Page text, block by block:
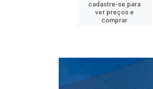
cadastre-se para
ver preços e
comprar